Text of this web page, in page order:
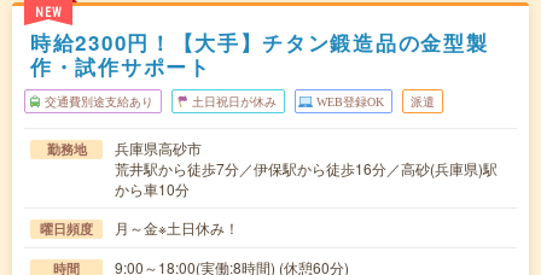
NEW
時給2300円！【大手】チタン鍛造品の金型製
作・試作サポート
交通費別途支給あり 土日祝日が休み WEB登録OK 派遣
勤務地
兵庫県高砂市
荒井駅から徒歩7分／伊保駅から徒歩16分／高砂(兵庫県)駅
から車10分
曜日頻度 月～金※土日休み！
時間 9:00～18:00(実働:8時間) (休憩60分)